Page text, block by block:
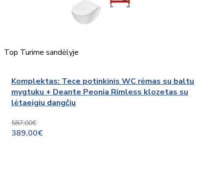
Top Turime sandėlyje
Komplektas: Tece potinkinis WC rėmas su baltu
mygtuku + Deante Peonia Rimless klozetas su
lėtaeigiu dangčiu
587,00€
389,00€